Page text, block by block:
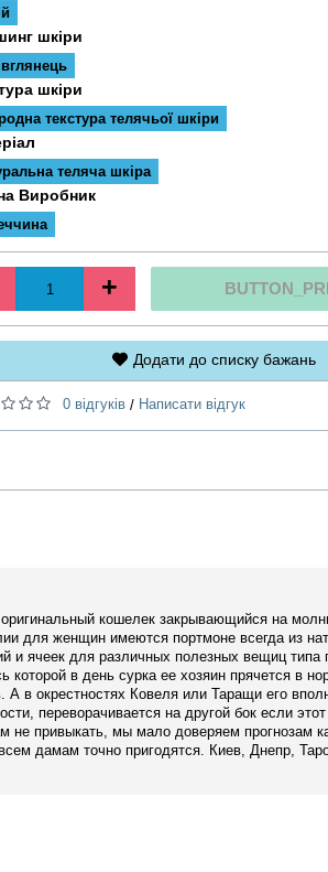
шкіри
шкіри
текстура телячьої шкіри
теляча шкіра
Виробник
+
Додати до списку бажань
0 відгуків / Написати відгук
кошелек закрывающийся на
для женщин имеются портмоне всегда из
и ячеек для различных полезных вещиц типа
в день сурка ее хозяин прячется в
в окрестностях Ковеля или Таращи его
переворачивается на другой бок если
привыкать, мы мало доверяем прогнозам
дамам точно пригодятся. Киев, Днепр,